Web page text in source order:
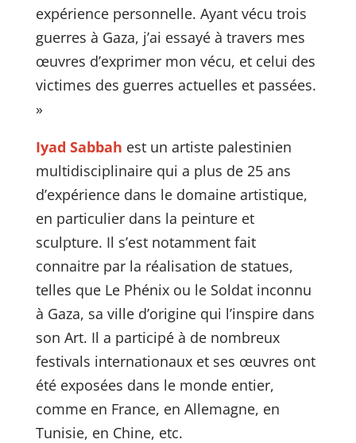
expérience personnelle. Ayant vécu trois
guerres à Gaza, j’ai essayé à travers mes
œuvres d’exprimer mon vécu, et celui des
victimes des guerres actuelles et passées.
»
Iyad Sabbah est un artiste palestinien
multidisciplinaire qui a plus de 25 ans
d’expérience dans le domaine artistique,
en particulier dans la peinture et
sculpture. Il s’est notamment fait
connaitre par la réalisation de statues,
telles que Le Phénix ou le Soldat inconnu
à Gaza, sa ville d’origine qui l’inspire dans
son Art. Il a participé à de nombreux
festivals internationaux et ses œuvres ont
été exposées dans le monde entier,
comme en France, en Allemagne, en
Tunisie, en Chine, etc.